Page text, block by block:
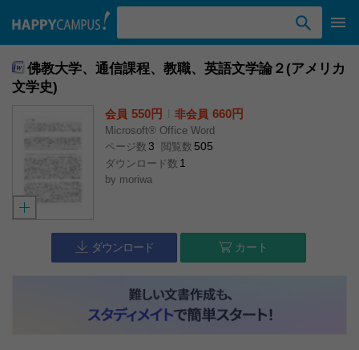
佛教大学、通信課程、教職、英語文学論２(アメリカ
文学史)
会員 550円 非会員 660円
Microsoft® Office Word
ページ数 3 閲覧数 505
ダウンロード数 1
by moriwa
ダウンロード カート